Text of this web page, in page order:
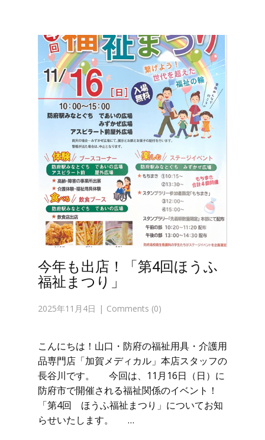
今年も出店！「第4回ほうふ
福祉まつり」
2025年11月4日 Comments (0)
こんにちは！山口・防府の福祉用具・介護用
品専門店「加賀メディカル」本店スタッフの
長谷川です。 今回は、11月16日（日）に
防府市で開催される福祉関係のイベント！
「第4回 ほうふ福祉まつり」についてお知
らせいたします。 …